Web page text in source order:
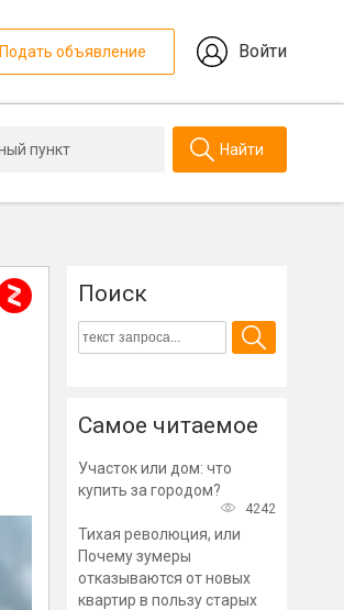
Подать объявление Войти
Найти
Поиск
Самое читаемое
Участок или дом: что
купить за городом?
4242
Тихая революция, или
Почему зумеры
отказываются от новых
квартир в пользу старых